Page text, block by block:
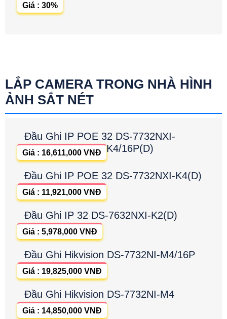
Giá : 30%
LẮP CAMERA TRONG NHÀ HÌNH
ẢNH SẮT NÉT
Đầu Ghi IP POE 32 DS-7732NXI-
K4/16P(D)
Giá : 16,611,000 VNĐ
Đầu Ghi IP POE 32 DS-7732NXI-K4(D)
Giá : 11,921,000 VNĐ
Đầu Ghi IP 32 DS-7632NXI-K2(D)
Giá : 5,978,000 VNĐ
Đầu Ghi Hikvision DS-7732NI-M4/16P
Giá : 19,825,000 VNĐ
Đầu Ghi Hikvision DS-7732NI-M4
Giá : 14,850,000 VNĐ